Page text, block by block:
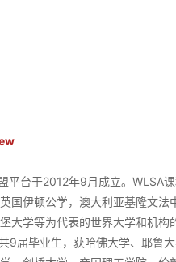
平台于2012年9月成立。WLSA
国伊顿公学，澳大利亚基隆文
大学等为代表的世界大学和机构
9届毕业生，获哈佛大学、耶鲁